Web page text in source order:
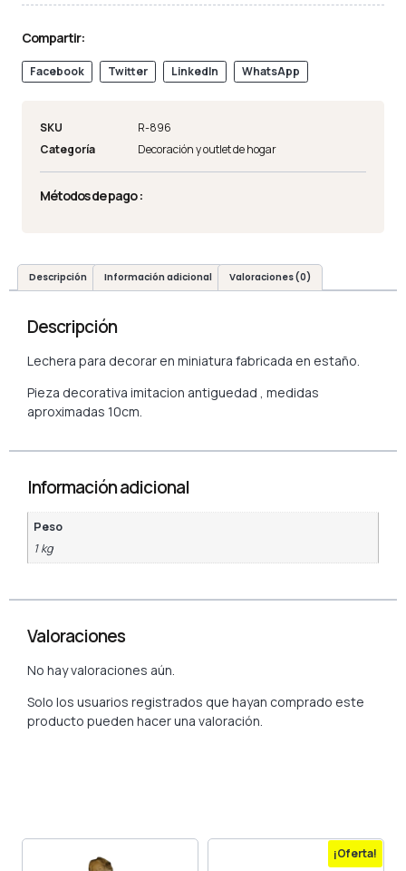
Compartir:
Facebook Twitter LinkedIn WhatsApp
SKU
R-896
Categoría
Decoración y outlet de hogar
Métodos de pago :
Descripción Información adicional Valoraciones (0)
Descripción
Lechera para decorar en miniatura fabricada en estaño.
Pieza decorativa imitacion antiguedad , medidas
aproximadas 10cm.
Información adicional
Peso
1 kg
Valoraciones
No hay valoraciones aún.
Solo los usuarios registrados que hayan comprado este
producto pueden hacer una valoración.
¡Oferta!